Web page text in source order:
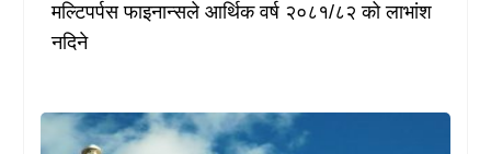
मल्टिपर्पस फाइनान्सले आर्थिक वर्ष २०८१/८२ को लाभांश
नदिने